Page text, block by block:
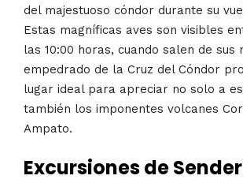
del majestuoso cóndor durante su
Estas magníficas aves son visibles
las 10:00 horas, cuando salen de sus
empedrado de la Cruz del Cóndor
lugar ideal para apreciar no solo a
también los imponentes volcanes
Ampato.
Excursiones de